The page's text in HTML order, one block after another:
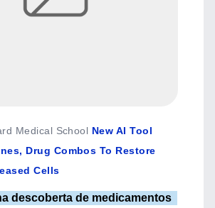
Medical School New AI Tool
Drug Combos To Restore
Cells
descoberta de medicamentos